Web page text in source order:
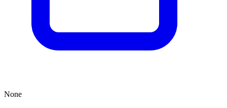
None